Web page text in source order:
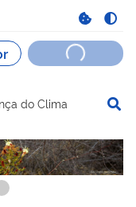
do Clima
Serviços